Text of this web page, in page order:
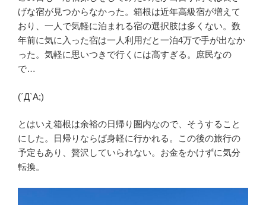
げな宿が見つからなかった。箱根は近年高級宿が増えて
おり、一人で気軽に泊まれる宿の選択肢は多くない。数
年前に気に入った宿は一人利用だと一泊4万で手が出なか
った。気軽に思いつきで行くには高すぎる。庶民なの
で…
(´Д`A;)
とはいえ箱根は余裕の日帰り圏内なので、そうすること
にした。日帰りならば身軽に行かれる。この後の旅行の
予定もあり、贅沢していられない。お金をかけずに気分
転換。